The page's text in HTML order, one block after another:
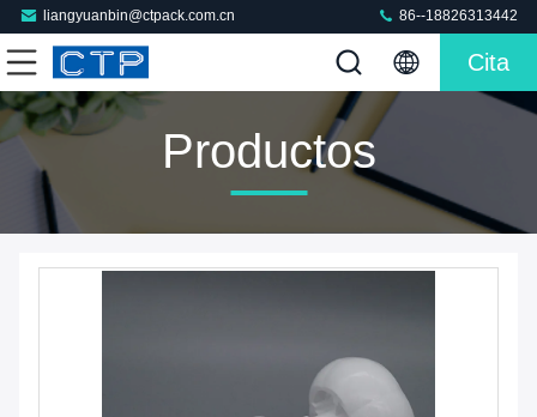
liangyuanbin@ctpack.com.cn 86--18826313442
Cita
Productos